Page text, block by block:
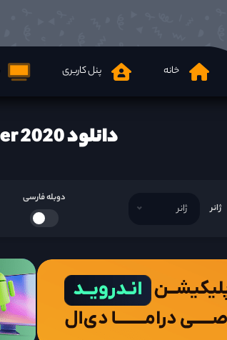
خانه پنل کاربری
دانلود My Supernatural Power 2020 ها
ژانر ژانر
دوبله فارسی